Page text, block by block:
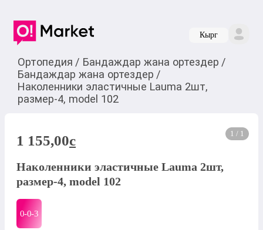
Кырг
Ортопедия / Бандаждар жана ортездер /
Бандаждар жана ортездер /
Наколенники эластичные Lauma 2шт,
размер-4, model 102
1 / 1
1 155,00c
Наколенники эластичные Lauma 2шт,
размер-4, model 102
0-0-3